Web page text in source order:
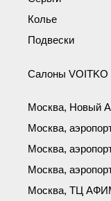
Колье
Подвески
Салоны VOITKO
Москва, Новый
Москва,
Москва,
Москва,
Москва, ТЦ